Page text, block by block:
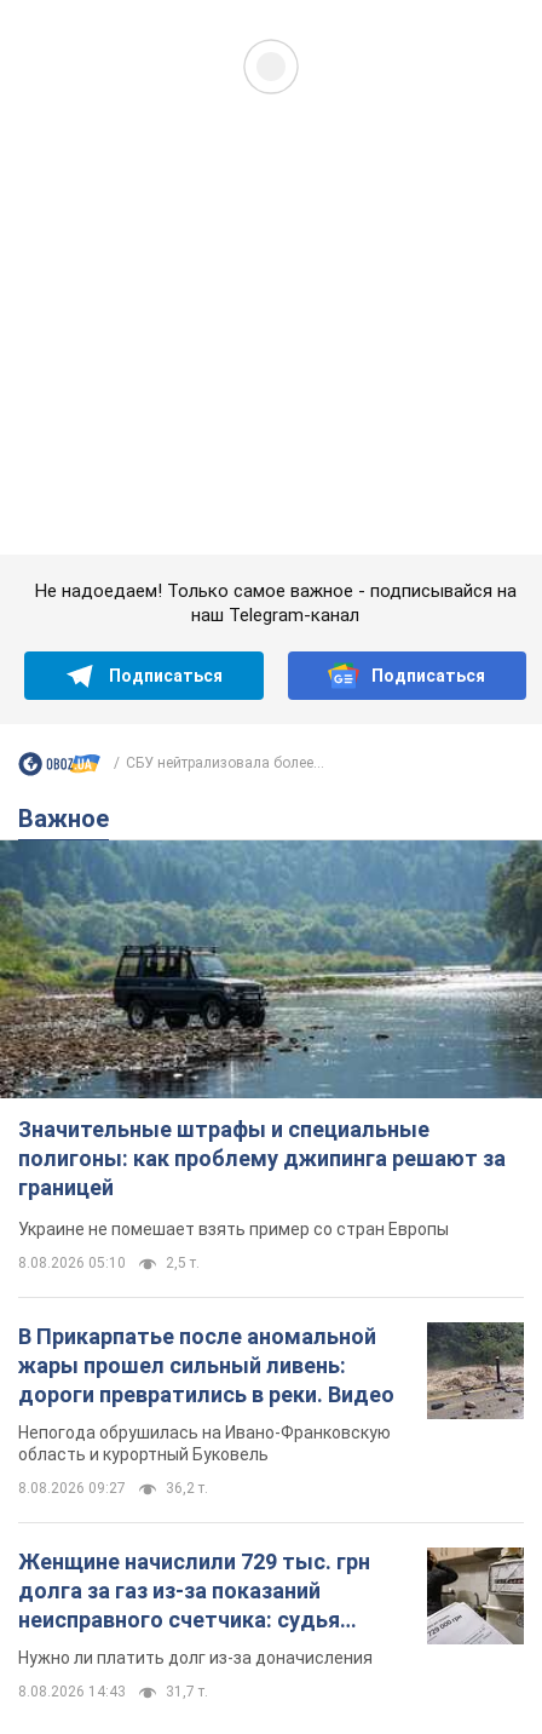
Не надоедаем! Только самое важное - подписывайся на
наш Telegram-канал
Подписаться Подписаться
СБУ нейтрализовала более...
Важное
Значительные штрафы и специальные
полигоны: как проблему джипинга решают за
границей
Украине не помешает взять пример со стран Европы
8.08.2026 05:10 2,5 т.
В Прикарпатье после аномальной
жары прошел сильный ливень:
дороги превратились в реки. Видео
Непогода обрушилась на Ивано-Франковскую
область и курортный Буковель
8.08.2026 09:27 36,2 т.
Женщине начислили 729 тыс. грн
долга за газ из-за показаний
неисправного счетчика: судья
вынес неожиданное решение
Нужно ли платить долг из-за доначисления
8.08.2026 14:43 31,7 т.